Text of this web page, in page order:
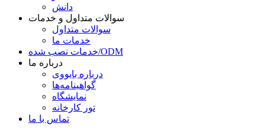
دانش
سوالات متداول و خدمات
سوالات متداول
خدمات ما
خدمات نصب شده/ODM
درباره ما
درباره بایووی
گواهینامه‌ها
نمایشگاه
تور کارخانه
تماس با ما